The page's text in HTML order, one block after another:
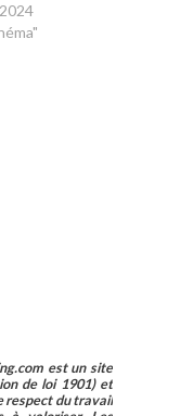
est un site
de loi 1901) et
respect du travail